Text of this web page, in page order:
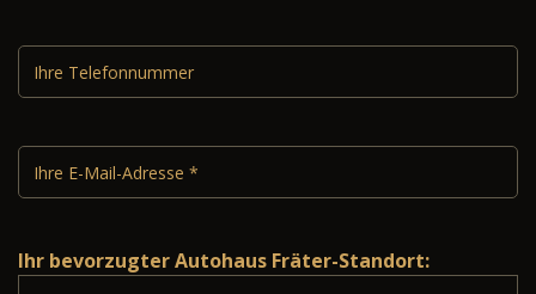
Ihr bevorzugter Autohaus Fräter-Standort: